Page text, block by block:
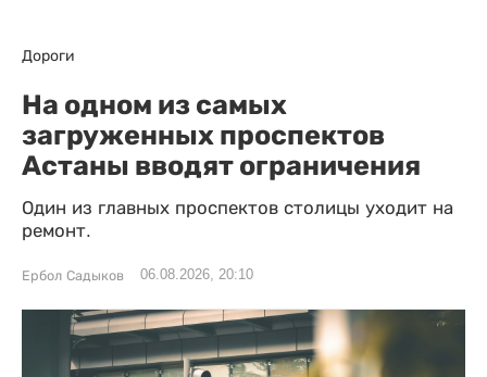
Дороги
На одном из самых
загруженных проспектов
Астаны вводят ограничения
Один из главных проспектов столицы уходит на
ремонт.
Ербол Садыков 06.08.2026, 20:10